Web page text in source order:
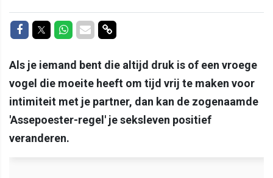
Delen op Facebook
Delen op Twitter
Delen op Whatsapp
Delen via Mail
Delen via link
Als je iemand bent die altijd druk is of een vroege
vogel die moeite heeft om tijd vrij te maken voor
intimiteit met je partner, dan kan de zogenaamde
'Assepoester-regel' je seksleven positief
veranderen.